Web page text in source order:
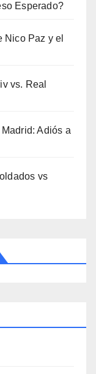
Esperado?
Nico Paz y el
vs. Real
Adiós a
vs